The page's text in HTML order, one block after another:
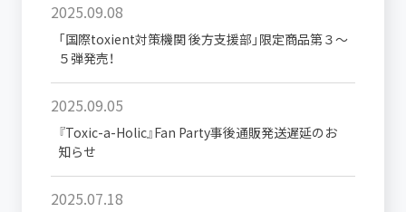
2025.09.08
「国際toxient対策機関 後方支援部」限定商品第３～
５弾発売！
2025.09.05
『Toxic-a-Holic』Fan Party事後通販発送遅延のお
知らせ
2025.07.18